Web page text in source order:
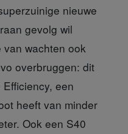
nieuwe
gevolg wil
wachten ook
overbruggen: dit
een
heeft van minder
Ook een S40